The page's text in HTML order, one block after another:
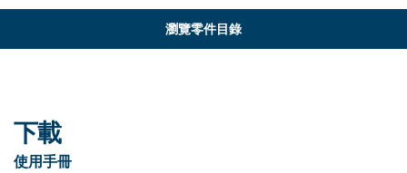
瀏覽零件目錄
下載
使用手冊